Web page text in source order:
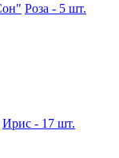
Роза - 5 шт.
Ирис - 17 шт.